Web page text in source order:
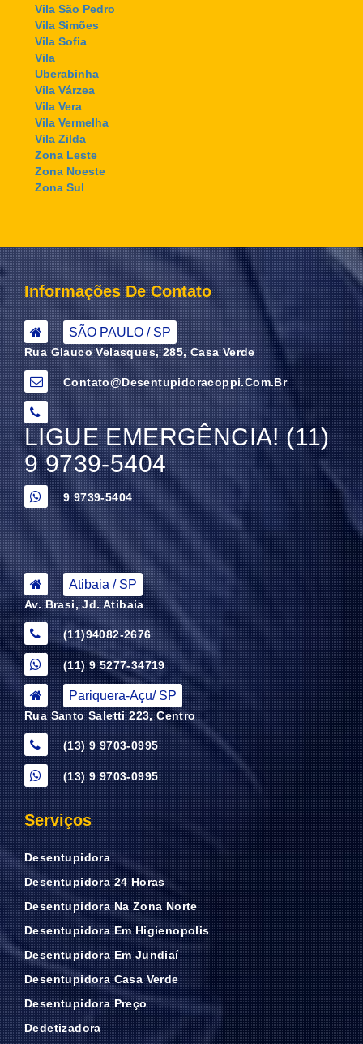
Vila São Pedro
Vila Simões
Vila Sofia
Vila
Uberabinha
Vila Várzea
Vila Vera
Vila Vermelha
Vila Zilda
Zona Leste
Zona Noeste
Zona Sul
Informações De Contato
SÃO PAULO / SP
Rua Glauco Velasques, 285, Casa Verde
Contato@desentupidoracoppi.com.br
LIGUE EMERGÊNCIA! (11)
9 9739-5404
9 9739-5404
Atibaia / SP
Av. Brasi, Jd. Atibaia
(11)94082-2676
(11) 9 5277-34719
Pariquera-Açu/ SP
Rua Santo Saletti 223, Centro
(13) 9 9703-0995
(13) 9 9703-0995
Serviços
Desentupidora
Desentupidora 24 Horas
Desentupidora Na Zona Norte
Desentupidora Em Higienopolis
Desentupidora Em Jundiaí
Desentupidora Casa Verde
Desentupidora Preço
Dedetizadora